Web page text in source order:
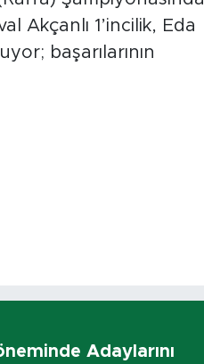
Akçanlı 1’incilik, Eda
başarılarının
Adaylarını